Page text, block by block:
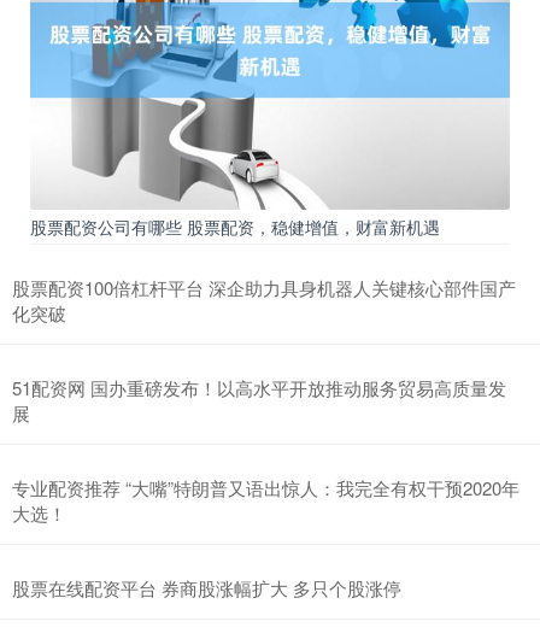
股票配资公司有哪些 股票配资，稳健增值，财富新机遇
股票配资100倍杠杆平台 深企助力具身机器人关键核心部件国产
化突破
51配资网 国办重磅发布！以高水平开放推动服务贸易高质量发
展
专业配资推荐 “大嘴”特朗普又语出惊人：我完全有权干预2020年
大选！
股票在线配资平台 券商股涨幅扩大 多只个股涨停